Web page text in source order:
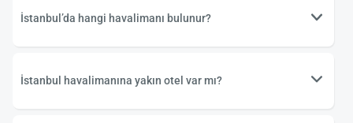
İstanbul’da hangi havalimanı bulunur?
İstanbul havalimanına yakın otel var mı?